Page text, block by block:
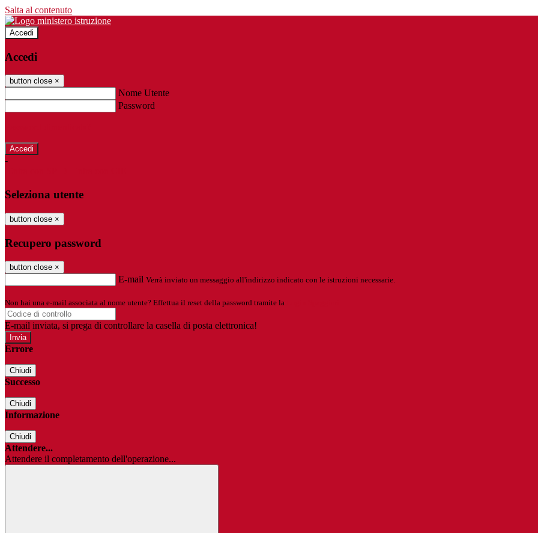
Salta al contenuto
Accedi
Accedi
button close ×
Nome Utente
Password
-
Seleziona utente
button close ×
Recupero password
button close ×
E-mail Verrà inviato un messaggio all'indirizzo indicato con le istruzioni necessarie.
Non hai una e-mail associata al nome utente? Effettua il reset della password tramite la
E-mail inviata, si prega di controllare la casella di posta elettronica!
Errore
Chiudi
Successo
Chiudi
Informazione
Chiudi
Attendere...
Attendere il completamento dell'operazione...